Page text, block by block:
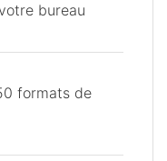
bureau
formats de